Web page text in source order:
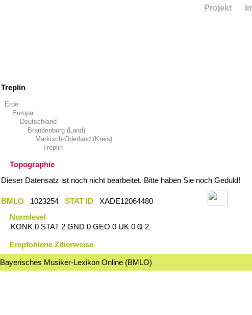
Treplin
Erde
Europa
Deutschland
Brandenburg (Land)
Märkisch-Oderland (Kreis)
Treplin
Topographie
Dieser Datensatz ist noch nicht bearbeitet. Bitte haben Sie noch Geduld!
BMLO 1023254 STAT ID
XADE12064480
Normlevel
KONK 0 STAT 2 GND 0 GEO 0 UK 0 Ҩ 2
Empfohlene Zitierweise
Bayerisches Musiker-Lexikon Online (BMLO)
Projekt